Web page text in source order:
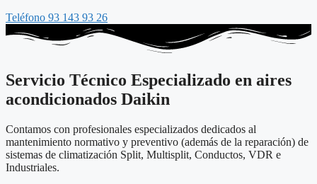
Teléfono 93 143 93 26
Servicio Técnico Especializado en aires
acondicionados Daikin
Contamos con profesionales especializados dedicados al
mantenimiento normativo y preventivo (además de la reparación) de
sistemas de climatización Split, Multisplit, Conductos, VDR e
Industriales.